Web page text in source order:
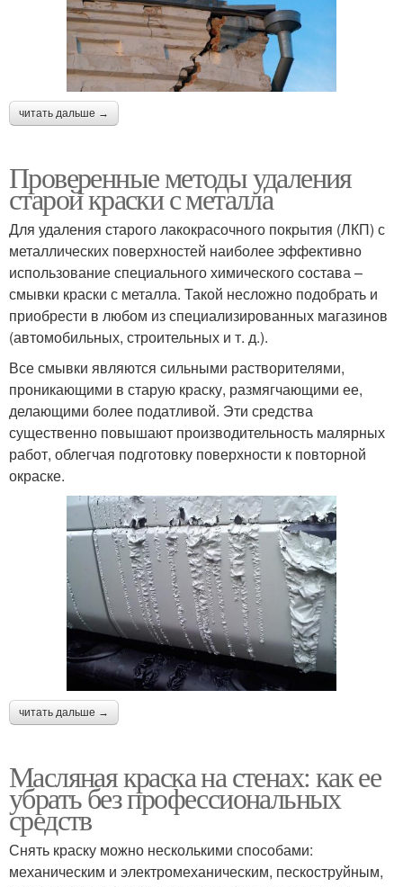
читать дальше →
Проверенные методы удаления
старой краски с металла
Для удаления старого лакокрасочного покрытия (ЛКП) с
металлических поверхностей наиболее эффективно
использование специального химического состава –
смывки краски с металла. Такой несложно подобрать и
приобрести в любом из специализированных магазинов
(автомобильных, строительных и т. д.).
Все смывки являются сильными растворителями,
проникающими в старую краску, размягчающими ее,
делающими более податливой. Эти средства
существенно повышают производительность малярных
работ, облегчая подготовку поверхности к повторной
окраске.
читать дальше →
Масляная краска на стенах: как ее
убрать без профессиональных
средств
Снять краску можно несколькими способами:
механическим и электромеханическим, пескоструйным,